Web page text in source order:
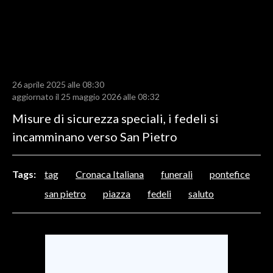
SPORT
RISULTATI E CLASSIFICHE
CALCIO
26 aprile 2025 alle 08:30
aggiornato il 25 maggio 2026 alle 08:32
Misure di sicurezza speciali, i fedeli si
incamminano verso San Pietro
Tags: tag Cronaca Italiana funerali
pontefice
san pietro
piazza fedeli saluto